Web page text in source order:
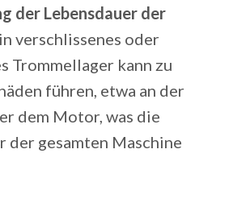
der Lebensdauer der
verschlissenes oder
Trommellager kann zu
führen, etwa an der
dem Motor, was die
der gesamten Maschine